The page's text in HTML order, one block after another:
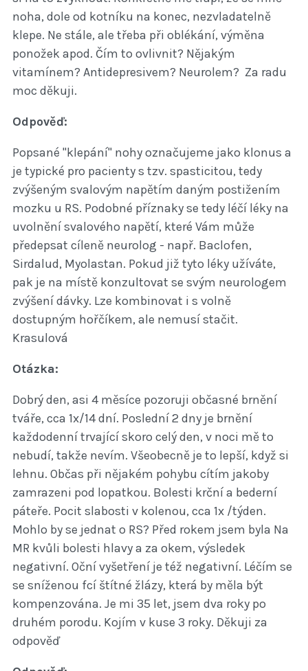
noha, dole od kotníku na konec, nezvladatelně
klepe. Ne stále, ale třeba při oblékání, výměna
ponožek apod. Čím to ovlivnit? Nějakým
vitamínem? Antidepresivem? Neurolem? Za radu
moc děkuji.
Odpověď:
Popsané "klepání" nohy označujeme jako klonus a
je typické pro pacienty s tzv. spasticitou, tedy
zvýšeným svalovým napětím daným postižením
mozku u RS. Podobné příznaky se tedy léčí léky na
uvolnění svalového napětí, které Vám může
předepsat cíleně neurolog - např. Baclofen,
Sirdalud, Myolastan. Pokud již tyto léky užíváte,
pak je na místě konzultovat se svým neurologem
zvýšení dávky. Lze kombinovat i s volně
dostupným hořčíkem, ale nemusí stačit.
Krasulová
Otázka:
Dobrý den, asi 4 měsíce pozoruji občasné brnění
tváře, cca 1x/14 dní. Poslední 2 dny je brnění
každodenní trvající skoro celý den, v noci mě to
nebudí, takže nevím. Všeobecně je to lepší, když si
lehnu. Občas při nějakém pohybu cítím jakoby
zamrazeni pod lopatkou. Bolesti krční a bederní
páteře. Pocit slabosti v kolenou, cca 1x /týden.
Mohlo by se jednat o RS? Před rokem jsem byla Na
MR kvůli bolesti hlavy a za okem, výsledek
negativní. Oční vyšetření je též negativní. Léčím se
se sníženou fcí štítné žlázy, která by měla být
kompenzována. Je mi 35 let, jsem dva roky po
druhém porodu. Kojím v kuse 3 roky. Děkuji za
odpověď